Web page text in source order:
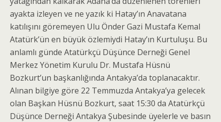
ayakta izleyen ve ne yazık ki Hatay’ın Anavatana
katılışını göremeyen Ulu Önder Gazi Mustafa Kemal
Atatürk’ün en büyük özlemiydi Hatay’ın Kurtuluşu. Bu
anlamlı günde Atatürkçü Düşünce Derneği Genel
Merkez Yönetim Kurulu Dr. Mustafa Hüsnü
Bozkurt’un başkanlığında Antakya’da toplanacaktır.
Alınan bilgiye göre 22 Temmuzda Antakya’ya gelecek
olan Başkan Hüsnü Bozkurt, saat 15:30 da Atatürkçü
Düşünce Derneği Antakya Şubesinde üyelerle ve basın